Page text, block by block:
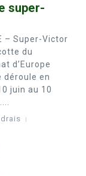
super-
– Super-Victor
du
d’Europe
déroule en
juin au 10